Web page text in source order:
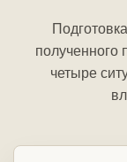
полученного
четыре